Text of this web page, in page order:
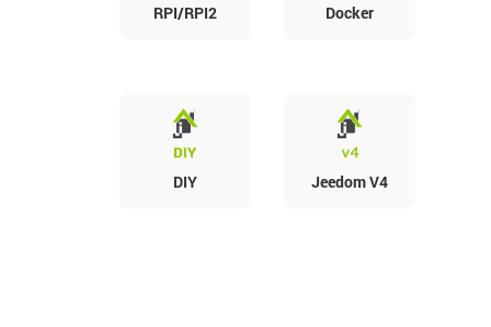
RPI/RPI2 Docker
DIY Jeedom V4